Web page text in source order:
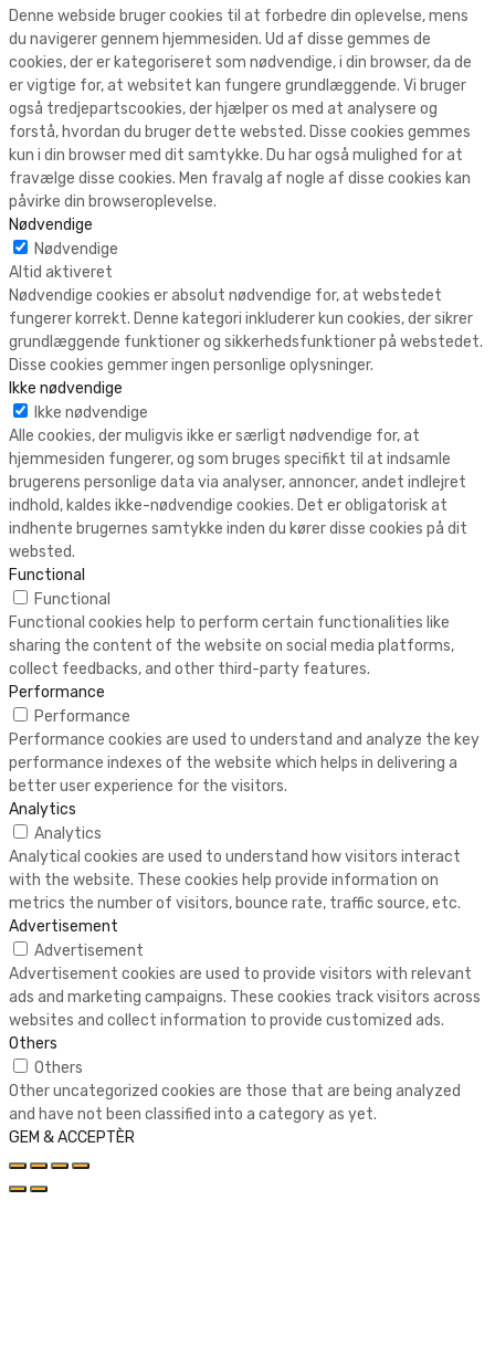
Denne webside bruger cookies til at forbedre din oplevelse, mens
du navigerer gennem hjemmesiden. Ud af disse gemmes de
cookies, der er kategoriseret som nødvendige, i din browser, da de
er vigtige for, at websitet kan fungere grundlæggende. Vi bruger
også tredjepartscookies, der hjælper os med at analysere og
forstå, hvordan du bruger dette websted. Disse cookies gemmes
kun i din browser med dit samtykke. Du har også mulighed for at
fravælge disse cookies. Men fravalg af nogle af disse cookies kan
påvirke din browseroplevelse.
Nødvendige
Nødvendige
Altid aktiveret
Nødvendige cookies er absolut nødvendige for, at webstedet
fungerer korrekt. Denne kategori inkluderer kun cookies, der sikrer
grundlæggende funktioner og sikkerhedsfunktioner på webstedet.
Disse cookies gemmer ingen personlige oplysninger.
Ikke nødvendige
Ikke nødvendige
Alle cookies, der muligvis ikke er særligt nødvendige for, at
hjemmesiden fungerer, og som bruges specifikt til at indsamle
brugerens personlige data via analyser, annoncer, andet indlejret
indhold, kaldes ikke-nødvendige cookies. Det er obligatorisk at
indhente brugernes samtykke inden du kører disse cookies på dit
websted.
Functional
Functional
Functional cookies help to perform certain functionalities like
sharing the content of the website on social media platforms,
collect feedbacks, and other third-party features.
Performance
Performance
Performance cookies are used to understand and analyze the key
performance indexes of the website which helps in delivering a
better user experience for the visitors.
Analytics
Analytics
Analytical cookies are used to understand how visitors interact
with the website. These cookies help provide information on
metrics the number of visitors, bounce rate, traffic source, etc.
Advertisement
Advertisement
Advertisement cookies are used to provide visitors with relevant
ads and marketing campaigns. These cookies track visitors across
websites and collect information to provide customized ads.
Others
Others
Other uncategorized cookies are those that are being analyzed
and have not been classified into a category as yet.
GEM & ACCEPTÈR